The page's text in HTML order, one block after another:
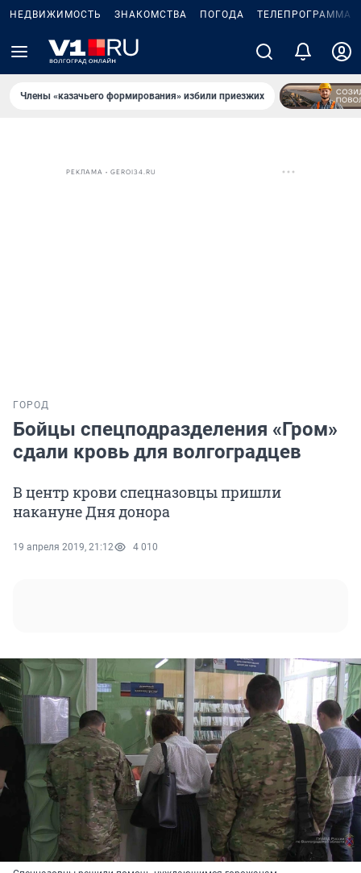
НЕДВИЖИМОСТЬ ЗНАКОМСТВА ПОГОДА ТЕЛЕПРОГРАММА
Члены «казачьего формирования» избили приезжих
РЕКЛАМА • GEROI34.RU
ГОРОД
Бойцы спецподразделения «Гром»
сдали кровь для волгоградцев
В центр крови спецназовцы пришли
накануне Дня донора
19 апреля 2019, 21:12 4 010